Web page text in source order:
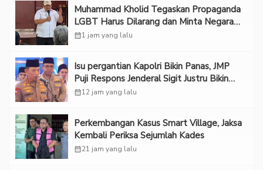
Muhammad Kholid Tegaskan Propaganda
LGBT Harus Dilarang dan Minta Negara
Melindungi Korban
calendar_month1 jam yang lalu
Isu pergantian Kapolri Bikin Panas, JMP
Puji Respons Jenderal Sigit Justru Bikin
“Adem”
calendar_month12 jam yang lalu
Perkembangan Kasus Smart Village, Jaksa
Kembali Periksa Sejumlah Kades
calendar_month21 jam yang lalu